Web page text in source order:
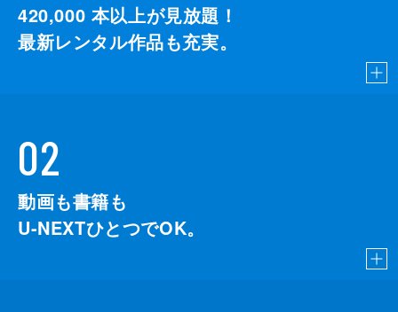
420,000 本以上が見放題！
最新レンタル作品も充実。
02
動画も書籍も
U-NEXTひとつでOK。